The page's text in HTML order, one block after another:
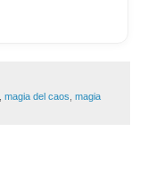
magia del caos magia